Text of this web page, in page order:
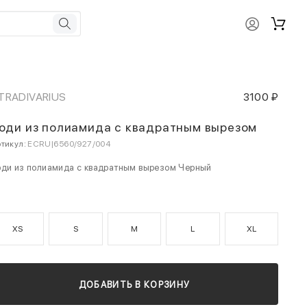
3100 ₽
из полиамида с квадратным вырезом
ECRU|6560/927/004
из полиамида с квадратным вырезом Черный
XS S M L XL
ДОБАВИТЬ В КОРЗИНУ